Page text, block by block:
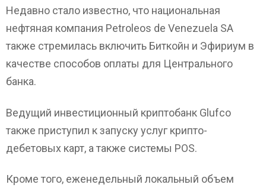
Недавно стало известно, что национальная
нефтяная компания Petroleos de Venezuela SA
также стремилась включить Биткойн и Эфириум в
качестве способов оплаты для Центрального
банка.
Ведущий инвестиционный криптобанк Glufco
также приступил к запуску услуг крипто-
дебетовых карт, а также системы POS.
Кроме того, еженедельный локальный объем